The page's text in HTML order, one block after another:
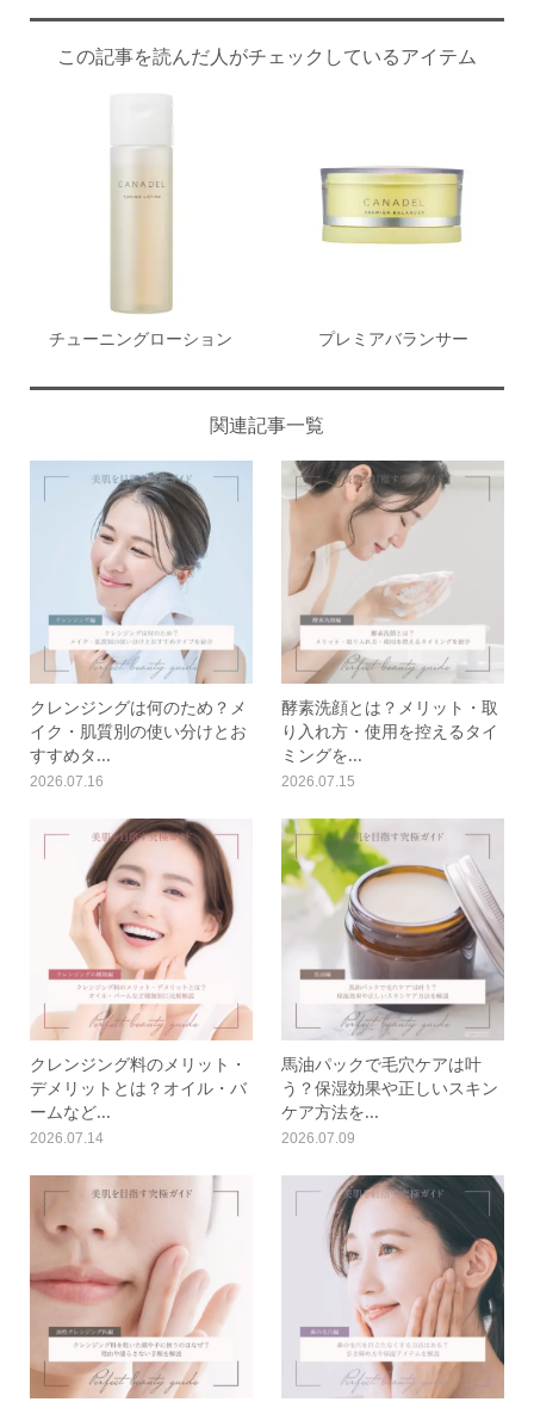
この記事を読んだ人がチェックしているアイテム
チューニングローション プレミアバランサー
関連記事一覧
クレンジングは何のため？メ
イク・肌質別の使い分けとお
すすめタ...
2026.07.16
酵素洗顔とは？メリット・取
り入れ方・使用を控えるタイ
ミングを...
2026.07.15
クレンジング料のメリット・
デメリットとは？オイル・バ
ームなど...
2026.07.14
馬油パックで毛穴ケアは叶
う？保湿効果や正しいスキン
ケア方法を...
2026.07.09